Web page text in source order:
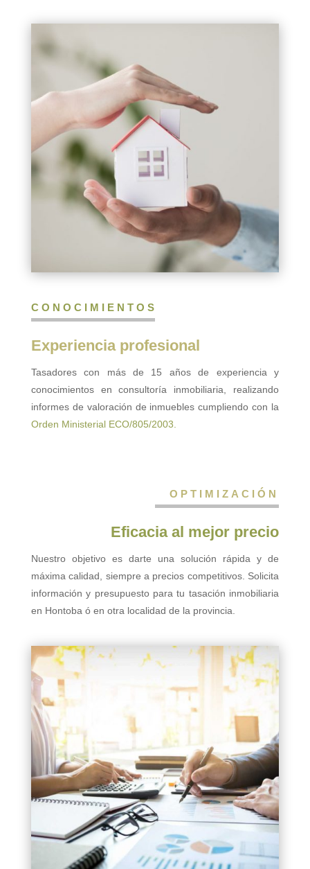
CONOCIMIENTOS
Experiencia profesional
Tasadores con más de 15 años de experiencia y
conocimientos en consultoría inmobiliaria, realizando
informes de valoración de inmuebles cumpliendo con la
Orden Ministerial ECO/805/2003.
OPTIMIZACIÓN
Eficacia al mejor precio
Nuestro objetivo es darte una solución rápida y de
máxima calidad, siempre a precios competitivos. Solicita
información y presupuesto para tu tasación inmobiliaria
en Hontoba ó en otra localidad de la provincia.